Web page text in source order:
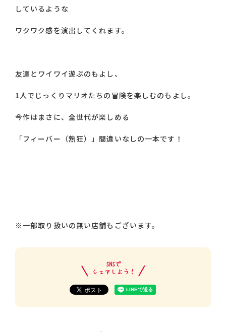
しているような
ワクワク感を演出してくれます。
友達とワイワイ遊ぶのもよし、
1人でじっくりマリオたちの冒険を楽しむのもよし。
今作はまさに、全世代が楽しめる
「フィーバー（熱狂）」間違いなしの一本です！
※一部取り扱いの無い店舗もございます。